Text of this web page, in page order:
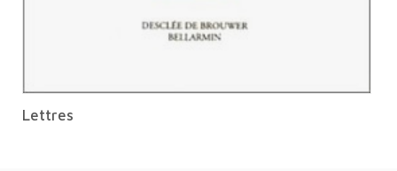
Lettres